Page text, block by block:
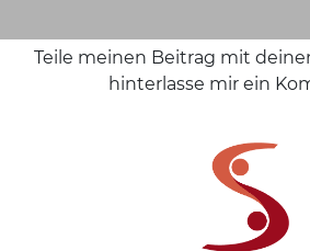
Teile meinen Beitrag mit
hinterlasse mir ein